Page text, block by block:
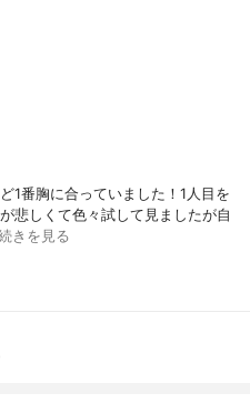
1番胸に合っていました！1人目を
悲しくて色々試して見ましたが自
きを見る